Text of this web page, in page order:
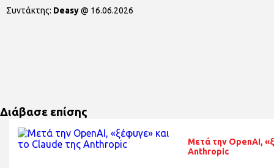
Συντάκτης: Deasy@ 16.06.2026
Διάβασε επίσης
Μετά την OpenAI,
Anthropic